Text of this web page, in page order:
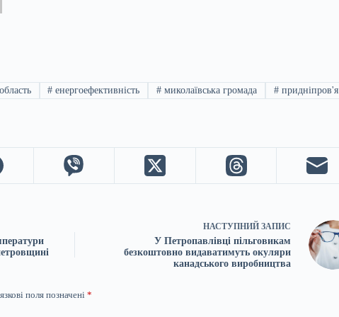
# енергоефективність # миколаївська громада # придніпров'я
НАСТУПНИЙ ЗАПИС
У Петропавлівці пільговикам
безкоштовно видаватимуть окуляри
канадського виробництва
поля позначені *